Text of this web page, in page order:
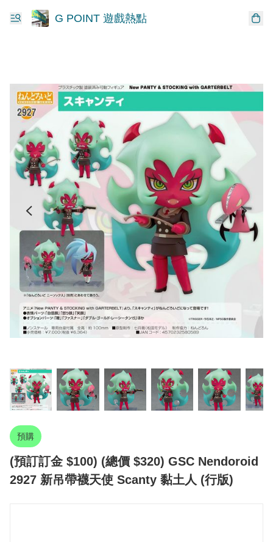
G POINT 遊戲熱點
預購
(預訂訂金 $100) (總價 $320) GSC Nendoroid
2927 新吊帶襪天使 Scanty 黏土人 (行版)